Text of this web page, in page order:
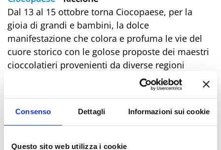
Consenso Dettagli Informazioni sui cookie
Questo sito web utilizza i cookie
Dal 13 al 15 ottobre torna Ciocopaese, per la
gioia di grandi e bambini, la dolce
manifestazione che colora e profuma le vie del
cuore storico con le golose proposte dei maestri
cioccolatieri provenienti da diverse regioni
d’Italia. I sapori e i profumi tipici dell’autunno
avvolgono le strade dell’antico borgo di
tradizione insieme a interpretazioni originali
cooking che svelano i segreti culinari dei grandi